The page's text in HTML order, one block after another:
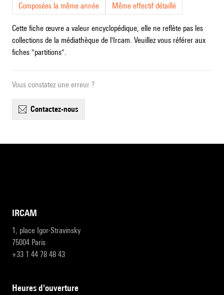
Composées la même année
Même effectif détaillé
Cette fiche œuvre a valeur encyclopédique, elle ne reflète pas les
collections de la médiathèque de l'Ircam. Veuillez vous référer aux
fiches "partitions".
Vous constatez une erreur ?
contactez-nous
IRCAM
1, place Igor-Stravinsky
75004 Paris
+33 1 44 78 48 43
heures d'ouverture